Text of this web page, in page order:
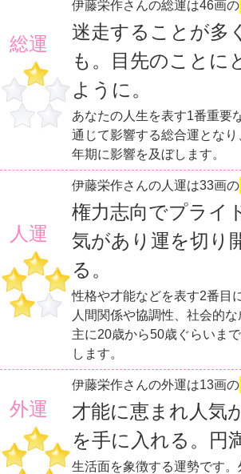
総運
伊藤栄作さんの総運は46画の
迷走することが多
も。目先のことに
ように。
あなたの人生を表す1番重要
通じて影響する総合運とな
年期に影響を及ぼします。
人運
伊藤栄作さんの人運は33画の
権力志向でプライ
気があり運を切り
る。
性格や才能などを表す2番目
人間関係や協調性、社会的な
主に20歳から50歳ぐらいま
します。
外運
伊藤栄作さんの外運は13画の
才能に恵まれ人気
を手に入れる。円
生活面を象徴する運勢です